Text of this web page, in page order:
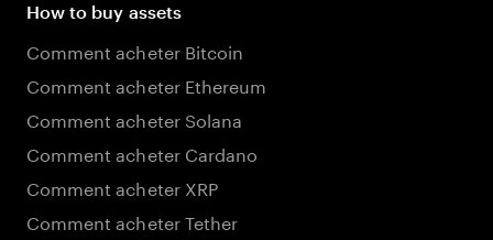
How to buy assets
Comment acheter Bitcoin
Comment acheter Ethereum
Comment acheter Solana
Comment acheter Cardano
Comment acheter XRP
Comment acheter Tether